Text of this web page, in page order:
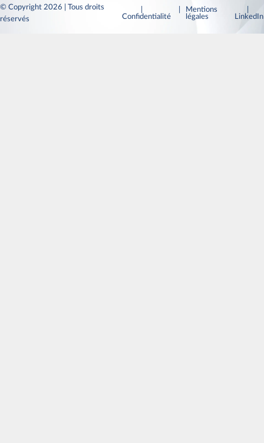
© Copyright 2026 | Tous droits
réservés
Confidentialité
| Mentions
légales